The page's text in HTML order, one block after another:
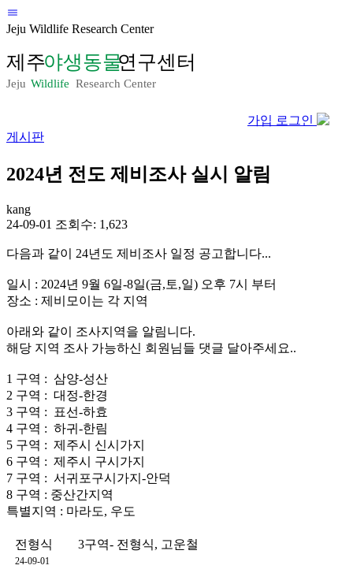
Jeju Wildlife Research Center
가입 로그인
게시판
2024년 전도 제비조사 실시 알림
kang
24-09-01 조회수: 1,623
다음과 같이 24년도 제비조사 일정 공고합니다...
일시 : 2024년 9월 6일-8일(금,토,일) 오후 7시 부터
장소 : 제비모이는 각 지역
아래와 같이 조사지역을 알림니다.
해당 지역 조사 가능하신 회원님들 댓글 달아주세요..
1 구역 : 삼양-성산
2 구역 : 대정-한경
3 구역 : 표선-하효
4 구역 : 하귀-한림
5 구역 : 제주시 신시가지
6 구역 : 제주시 구시가지
7 구역 : 서귀포구시가지-안덕
8 구역 : 중산간지역
특별지역 : 마라도, 우도
전형식
24-09-01
3구역- 전형식, 고운철